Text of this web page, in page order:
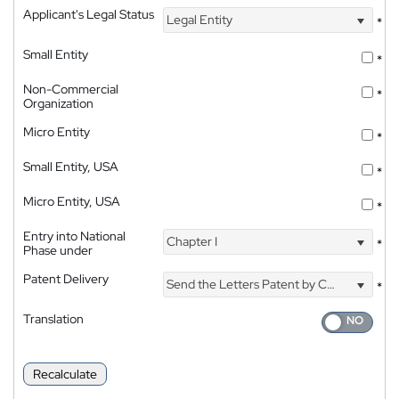
Applicant's Legal Status Legal Entity
*
Small Entity
*
Non-Commercial
Organization
*
Micro Entity
*
Small Entity, USA
*
Micro Entity, USA
*
Entry into National
Phase under
Chapter I *
Patent Delivery Send the Letters Patent by Courier
*
Translation
Recalculate